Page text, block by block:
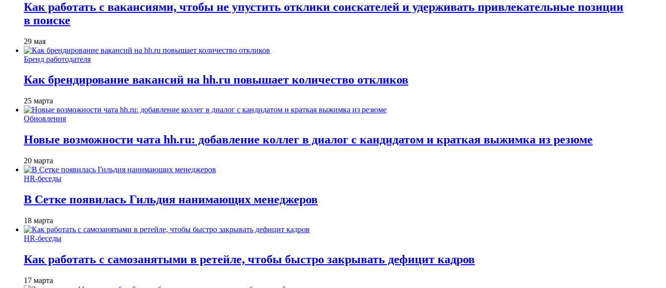
Как работать с вакансиями, чтобы не упустить отклики соискателей и удерживать привлекательные позиции
в поиске
29 мая
Бренд работодателя
Как брендирование вакансий на hh.ru повышает количество откликов
25 марта
Обновления
Новые возможности чата hh.ru: добавление коллег в диалог с кандидатом и краткая выжимка из резюме
20 марта
HR-беседы
В Сетке появилась Гильдия нанимающих менеджеров
18 марта
HR-беседы
Как работать с самозанятыми в ретейле, чтобы быстро закрывать дефицит кадров
17 марта